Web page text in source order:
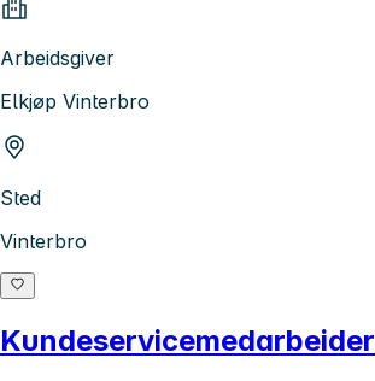
Arbeidsgiver
Elkjøp Vinterbro
Sted
Vinterbro
Kundeservicemedarbeider